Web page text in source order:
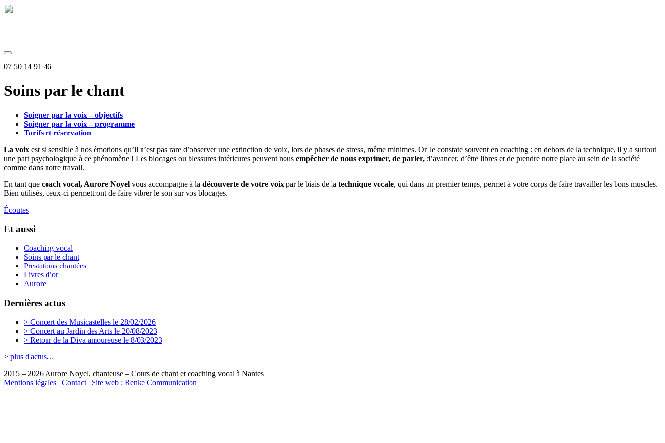
07 50 14 91 46
Soins par le chant
Soigner par la voix – objectifs
Soigner par la voix – programme
Tarifs et réservation
La voix est si sensible à nos émotions qu’il n’est pas rare d’observer une extinction de voix, lors de phases de stress, même minimes. On le constate souvent en coaching : en dehors de la technique, il y a surtout
une part psychologique à ce phénomène ! Les blocages ou blessures intérieures peuvent nous empêcher de nous exprimer, de parler, d’avancer, d’être libres et de prendre notre place au sein de la société
comme dans notre travail.
En tant que coach vocal, Aurore Noyel vous accompagne à la découverte de votre voix par le biais de la technique vocale, qui dans un premier temps, permet à votre corps de faire travailler les bons muscles.
Bien utilisés, ceux-ci permettront de faire vibrer le son sur vos blocages.
Écoutes
Et aussi
Coaching vocal
Soins par le chant
Prestations chantées
Livres d’or
Aurore
Dernières actus
> Concert des Musicastelles le 28/02/2026
> Concert au Jardin des Arts le 20/08/2023
> Retour de la Diva amoureuse le 8/03/2023
> plus d'actus…
2015 – 2026 Aurore Noyel, chanteuse – Cours de chant et coaching vocal à Nantes
Mentions légales | Contact | Site web : Renke Communication